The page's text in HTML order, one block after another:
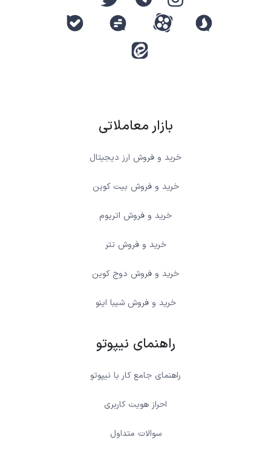
بازار معاملاتی
خرید و فروش ارز دیجیتال
خرید و فروش بیت کوین
خرید و فروش اتریوم
خرید و فروش تتر
خرید و فروش دوج کوین
خرید و فروش شیبا اینو
راهنمای نیپوتو
راهنمای جامع کار با نیپوتو
احراز هویت کاربری
سوالات متداول